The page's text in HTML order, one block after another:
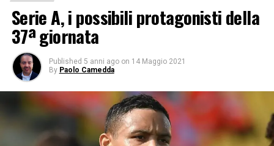
Serie A, i possibili protagonisti della
37ª giornata
Published 5 anni ago on 14 Maggio 2021
By Paolo Camedda